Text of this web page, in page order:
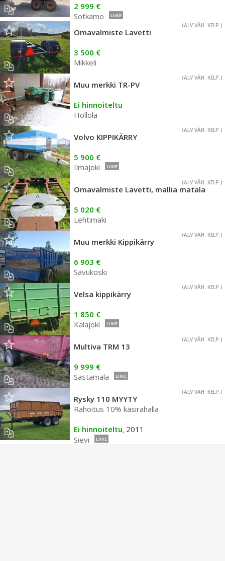
2 999 €
Sotkamo
LIIKE
(ALV VÄH. KELP.)
Omavalmiste Lavetti
3 500 €
Mikkeli
(ALV VÄH. KELP.)
Muu merkki TR-PV
Ei hinnoiteltu
Hollola
(ALV VÄH. KELP.)
Volvo KIPPIKÄRRY
5 900 €
Ilmajoki
LIIKE
(ALV VÄH. KELP.)
Omavalmiste Lavetti, mallia matala
5 020 €
Lehtimäki
(ALV VÄH. KELP.)
Muu merkki Kippikärry
6 903 €
Savukoski
(ALV VÄH. KELP.)
Velsa kippikärry
1 850 €
Kalajoki
LIIKE
(ALV VÄH. KELP.)
Multiva TRM 13
9 999 €
Sastamala
LIIKE
(ALV VÄH. KELP.)
Rysky 110 MYYTY
Rahoitus 10% käsirahalla
Ei hinnoiteltu, 2011
Sievi
LIIKE